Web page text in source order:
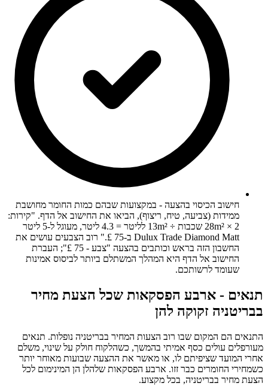
חישוב הכיסוי בהצעה - במקצועות שבהם כמות החומר מחושבת
ממידות (צביעה, טיח, ריצוף), הביאו את החישוב אל הדף. "קירות:
28m² × 2 שכבות ÷ 13m² לליטר = 4.3 ליטר, מעוגל ל-5 ליטר
Dulux Trade Diamond Matt ב-75 £." רוב הצבעים עושים את
החשבון הזה בראש וכותבים בהצעה "צבע - 75 £"; העברת
החישוב אל הדף היא המהלך המשתלם ביותר לביסוס אמינות
שעומד לרשותכם.
תנאים - ארבע הפסקאות שכל הצעת מחיר
בבריטניה זקוקה להן
התנאים הם המקום שבו רוב הצעות המחיר בבריטניה נופלות. תנאים
מעורפלים עולים כסף אמיתי בהמשך, כשהלקוח חולק על שינוי, משלם
אחרי המועד שציפיתם לו, או מאשר את ההצעה שבועות מאוחר יותר
כשמחירי החומרים כבר זזו. ארבע הפסקאות שלהלן הן המינימום לכל
הצעת מחיר בבריטניה, בכל מקצוע.